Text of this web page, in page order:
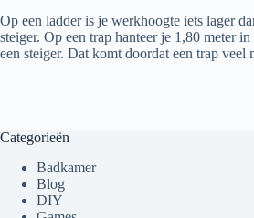
Op een ladder is je werkhoogte iets lager
steiger. Op een trap hanteer je 1,80 meter
een steiger. Dat komt doordat een trap veel
Categorieën
Badkamer
Blog
DIY